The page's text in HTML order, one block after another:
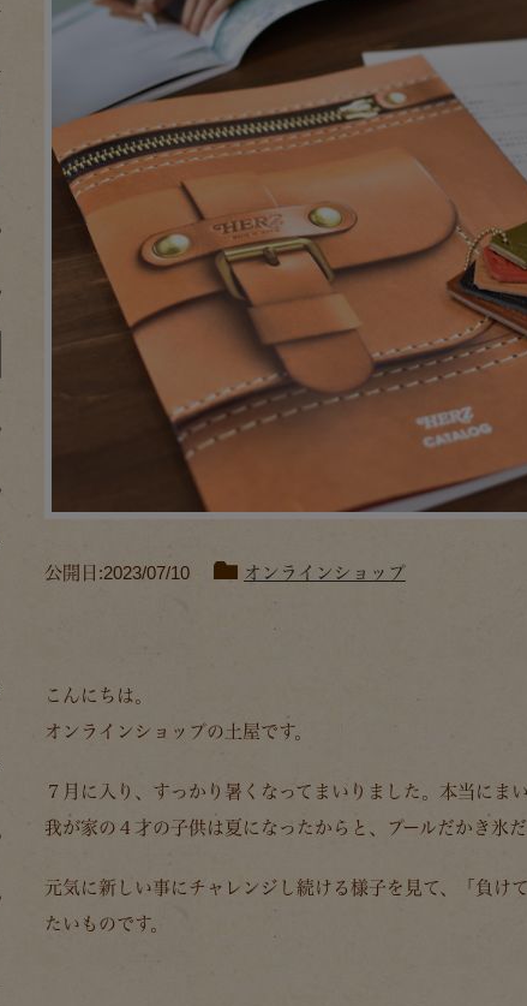
公開日:2023/07/10 オンラインショップ
こんにちは。
オンラインショップの土屋です。
７月に入り、すっかり暑くなってまいりました。本当にまい
我が家の４才の子供は夏になったからと、プールだかき氷
元気に新しい事にチャレンジし続ける様子を見て、「負け
たいものです。